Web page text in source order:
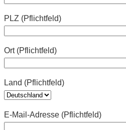
PLZ (Pflichtfeld)
Ort (Pflichtfeld)
Land (Pflichtfeld)
E-Mail-Adresse (Pflichtfeld)